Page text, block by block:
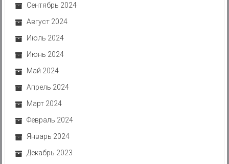
Сентябрь 2024
Август 2024
Июль 2024
Июнь 2024
Май 2024
Апрель 2024
Март 2024
Февраль 2024
Январь 2024
Декабрь 2023